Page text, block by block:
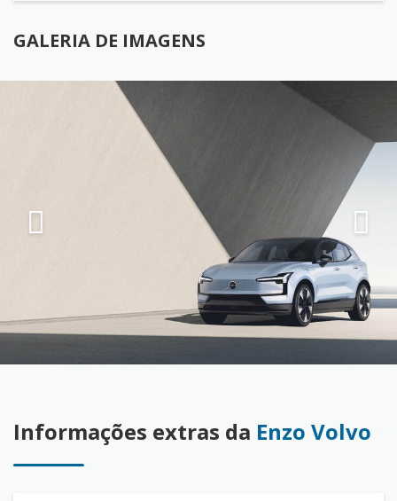
GALERIA DE IMAGENS
Informações extras da Enzo Volvo